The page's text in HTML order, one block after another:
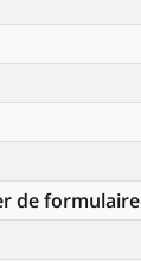
de formulaire